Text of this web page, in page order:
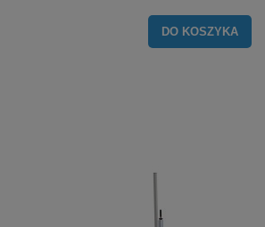
DO KOSZYKA